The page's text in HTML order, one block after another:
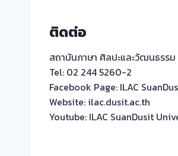
ติดต่อ
สถาบันภาษา ศิลปะและวัฒนธรรม
Tel: 02 244 5260-2
Facebook Page: ILAC
Website: ilac.dusit.ac.th
Youtube: ILAC SuanDusit